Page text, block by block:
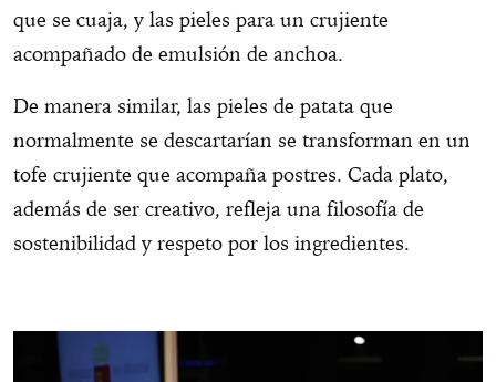
que se cuaja, y las pieles para un crujiente
acompañado de emulsión de anchoa.
De manera similar, las pieles de patata que
normalmente se descartarían se transforman en un
tofe crujiente que acompaña postres. Cada plato,
además de ser creativo, refleja una filosofía de
sostenibilidad y respeto por los ingredientes.